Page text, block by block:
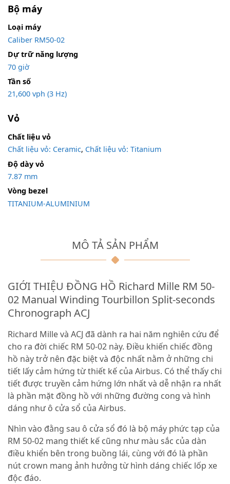
MÔ TẢ SẢN PHẨM
GIỚI THIỆU ĐỒNG HỒ Richard Mille RM 50-
02 Manual Winding Tourbillon Split-seconds
Chronograph ACJ
Richard Mille và ACJ đã dành ra hai năm nghiên cứu để
cho ra đời chiếc RM 50-02 này. Điều khiến chiếc đồng
hồ này trở nên đặc biệt và độc nhất nằm ở những chi
tiết lấy cảm hứng từ thiết kế của Airbus. Có thể thấy chi
tiết được truyền cảm hứng lớn nhất và dễ nhận ra nhất
là phần mặt đồng hồ với những đường cong và hình
dáng như ô cửa sổ của Airbus.
Nhìn vào đằng sau ô cửa sổ đó là bộ máy phức tạp của
RM 50-02 mang thiết kế cũng như màu sắc của dàn
điều khiển bên trong buồng lái, cùng với đó là phần
nút crown mang ảnh hưởng từ hình dáng chiếc lốp xe
độc đáo.
Bộ máy
Loại máy
Caliber RM50-02
Dự trữ năng lượng
70 giờ
Tần số
21,600 vph (3 Hz)
Vỏ
Chất liệu vỏ
Chất liệu vỏ: Ceramic, Chất liệu vỏ: Titanium
Độ dày vỏ
7.87 mm
Vòng bezel
TITANIUM-ALUMINIUM